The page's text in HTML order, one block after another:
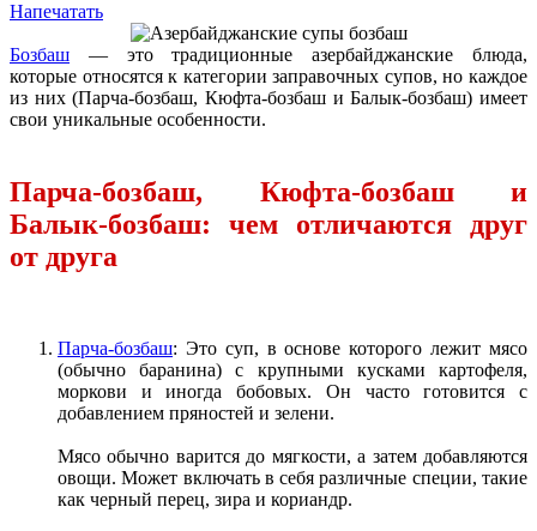
Напечатать
Бозбаш — это традиционные азербайджанские блюда,
которые относятся к категории заправочных супов, но каждое
из них (Парча-бозбаш, Кюфта-бозбаш и Балык-бозбаш) имеет
свои уникальные особенности.
Парча-бозбаш, Кюфта-бозбаш и
Балык-бозбаш: чем отличаются друг
от друга
Парча-бозбаш: Это суп, в основе которого лежит мясо
(обычно баранина) с крупными кусками картофеля,
моркови и иногда бобовых. Он часто готовится с
добавлением пряностей и зелени.
Мясо обычно варится до мягкости, а затем добавляются
овощи. Может включать в себя различные специи, такие
как черный перец, зира и кориандр.